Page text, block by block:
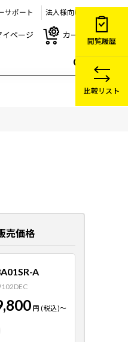
サポート 法人様向け
イページ カート
売価格
A
円 (税込)～
閲覧履歴
比較リスト